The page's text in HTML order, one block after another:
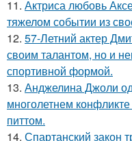
11. Актриса любовь
тяжелом событии из
12. 57-Летний актер
своим талантом, но и
спортивной формой.
13. Анджелина Джоли
многолетнем
питтом.
14. Спартанский закон